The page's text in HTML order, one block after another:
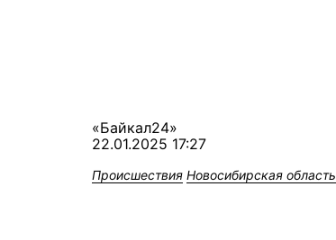
«Байкал24»
22.01.2025 17:27
Происшествия Новосибирская область